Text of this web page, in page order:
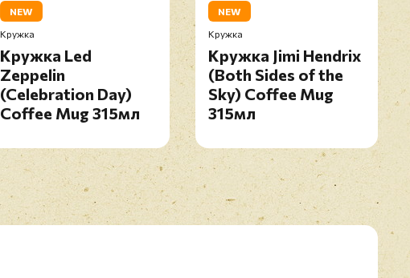
NEW
Кружка
Кружка Led
Zeppelin
(Celebration Day)
Coffee Mug 315мл
NEW
Кружка
Кружка Jimi Hendrix
(Both Sides of the
Sky) Coffee Mug
315мл